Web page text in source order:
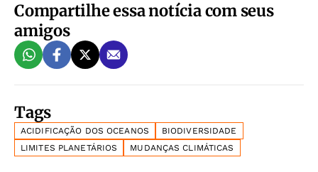
Compartilhe essa notícia com seus
amigos
Tags
ACIDIFICAÇÃO DOS OCEANOS
BIODIVERSIDADE
LIMITES PLANETÁRIOS
MUDANÇAS CLIMÁTICAS